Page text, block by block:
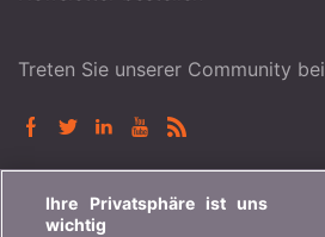
Treten Sie unserer Community bei
BONUS.CH
Ihre Privatsphäre ist uns
wichtig